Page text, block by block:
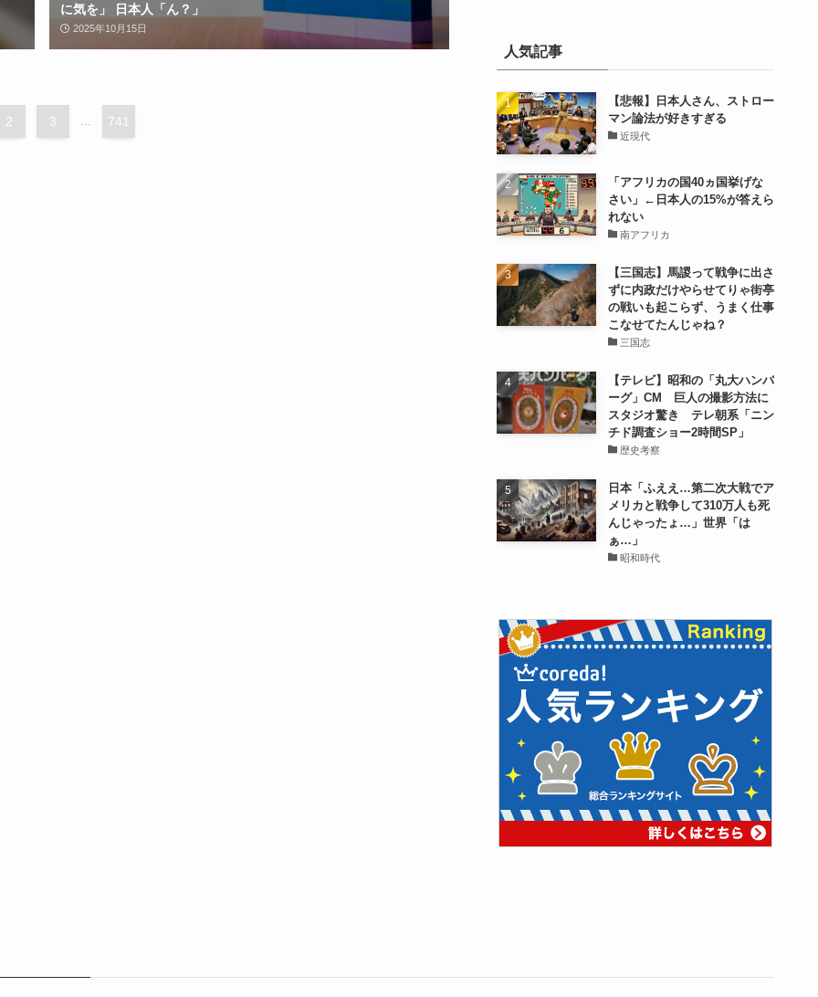
に気を」 日本人「ん？」
2025年10月15日
2 3 741
人気記事
【悲報】日本人さん、ストロー
マン論法が好きすぎる
近現代
「アフリカの国40ヵ国挙げな
さい」←日本人の15%が答えら
れない
南アフリカ
【三国志】馬謖って戦争に出さ
ずに内政だけやらせてりゃ街亭
の戦いも起こらず、うまく仕事
こなせてたんじゃね？
三国志
【テレビ】昭和の「丸大ハンバ
ーグ」CM 巨人の撮影方法に
スタジオ驚き テレ朝系「ニン
チド調査ショー2時間SP」
歴史考察
日本「ふええ…第二次大戦でア
メリカと戦争して310万人も死
んじゃったょ…」世界「は
ぁ…」
昭和時代